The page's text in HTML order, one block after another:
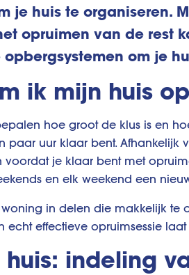
je huis te organiseren.
opruimen van de rest
om je
ik mijn huis
hoe groot de klus is en
paar uur klaar bent.
voordat je klaar bent met
en elk weekend een
in delen die makkelijk te
echt effectieve opruimsessie
huis: indeling